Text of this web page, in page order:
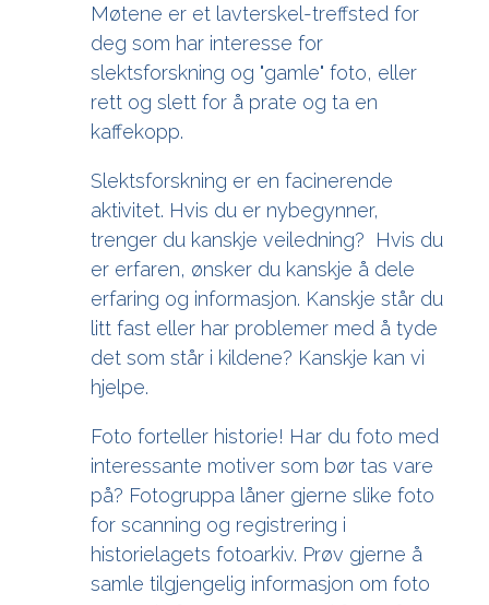
Møtene er et lavterskel-treffsted for
deg som har interesse for
slektsforskning og "gamle" foto, eller
rett og slett for å prate og ta en
kaffekopp.
Slektsforskning er en facinerende
aktivitet. Hvis du er nybegynner,
trenger du kanskje veiledning? Hvis du
er erfaren, ønsker du kanskje å dele
erfaring og informasjon. Kanskje står du
litt fast eller har problemer med å tyde
det som står i kildene? Kanskje kan vi
hjelpe.
Foto forteller historie! Har du foto med
interessante motiver som bør tas vare
på? Fotogruppa låner gjerne slike foto
for scanning og registrering i
historielagets fotoarkiv. Prøv gjerne å
samle tilgjengelig informasjon om foto